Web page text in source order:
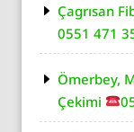
Çagrısan
0551 471
Ömerbey,
Çekimi